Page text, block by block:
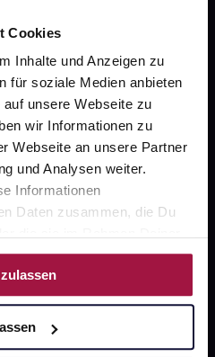
Cookies
Inhalte und Anzeigen zu
für soziale Medien anbieten
unsere Webseite zu
wir Informationen zu
Webseite an unsere Partner
und Analysen weiter.
Informationen
Daten zusammen, die Du
haben.